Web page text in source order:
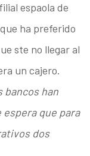
espaola de
ha preferido
ste no llegar al
un cajero.
bancos han
que para
dos